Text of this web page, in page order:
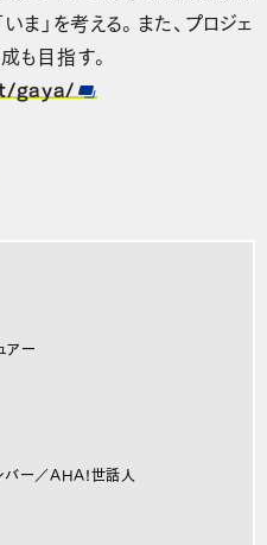
ま」を考える。また、プロジェ
も目指す。
gaya/
アー
ー／AHA!世話人